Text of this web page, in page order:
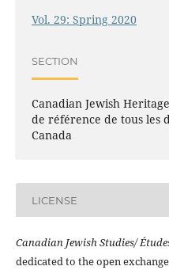
Vol. 29: Spring 2020
SECTION
Canadian Jewish
de référence de tous les
Canada
LICENSE
Canadian Jewish Studies/
dedicated to the open